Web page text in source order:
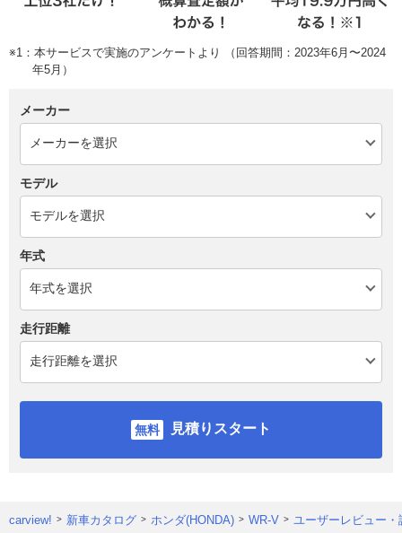
※1：本サービスで実施のアンケートより （回答期間：2023年6月〜2024
年5月）
メーカー
モデル
年式
走行距離
見積りスタート
carview! 新車カタログ ホンダ(HONDA) WR-V ユーザーレビュー・